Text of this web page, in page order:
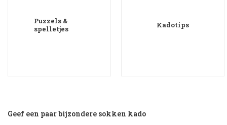
Puzzels &
spelletjes
Kadotips
Geef een paar bijzondere sokken kado